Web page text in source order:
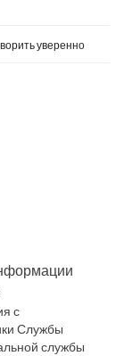
уверенно
с
Службы
службы